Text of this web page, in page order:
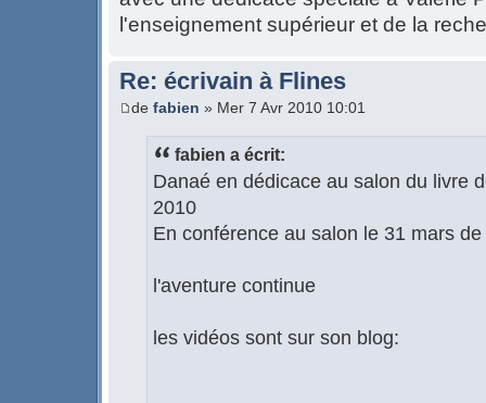
l'enseignement supérieur et de la
Re: écrivain à Flines
de fabien » Mer 7 Avr 2010 10:01
fabien a écrit:
Danaé en dédicace au salon du livre
2010
En conférence au salon le 31 mars
l'aventure continue
les vidéos sont sur son blog: